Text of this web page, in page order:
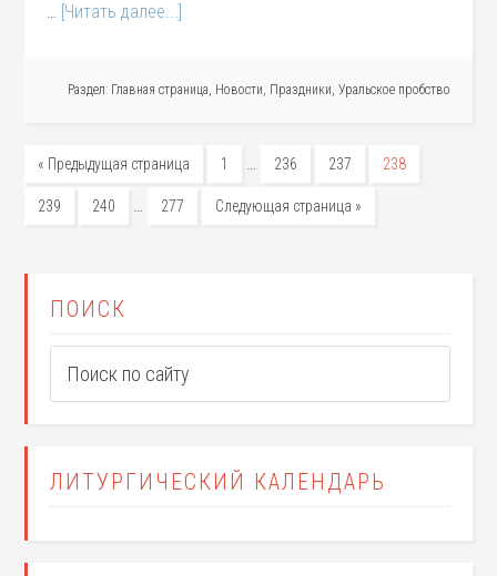
… [Читать далее...]
Раздел: Главная страница, Новости, Праздники, Уральское пробство
« Предыдущая страница 1 … 236 237 238
239 240 … 277 Следующая страница »
ПОИСК
ЛИТУРГИЧЕСКИЙ КАЛЕНДАРЬ